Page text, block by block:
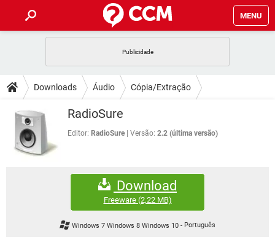
MENU
CELULAR FACEBOOK
OUTLOOK
INSTAGRAM GMAIL
GUIA DE COMPRAS
DICAS
JOGOS
CELULAR
OUTLOOK
DOWNLOADS
JOGOS WHATSAPP
CELULAR
EXCEL
GMAIL
FÓRUM
FACEBOOK
EXCEL
GMAIL
WHATSAPP
Downloads Áudio Cópia/Extração
RadioSure
Editor: RadioSure Versão: 2.2 (última versão)
Download
Freeware(2,22 MB)
Windows 7 Windows 8 Windows 10- Português